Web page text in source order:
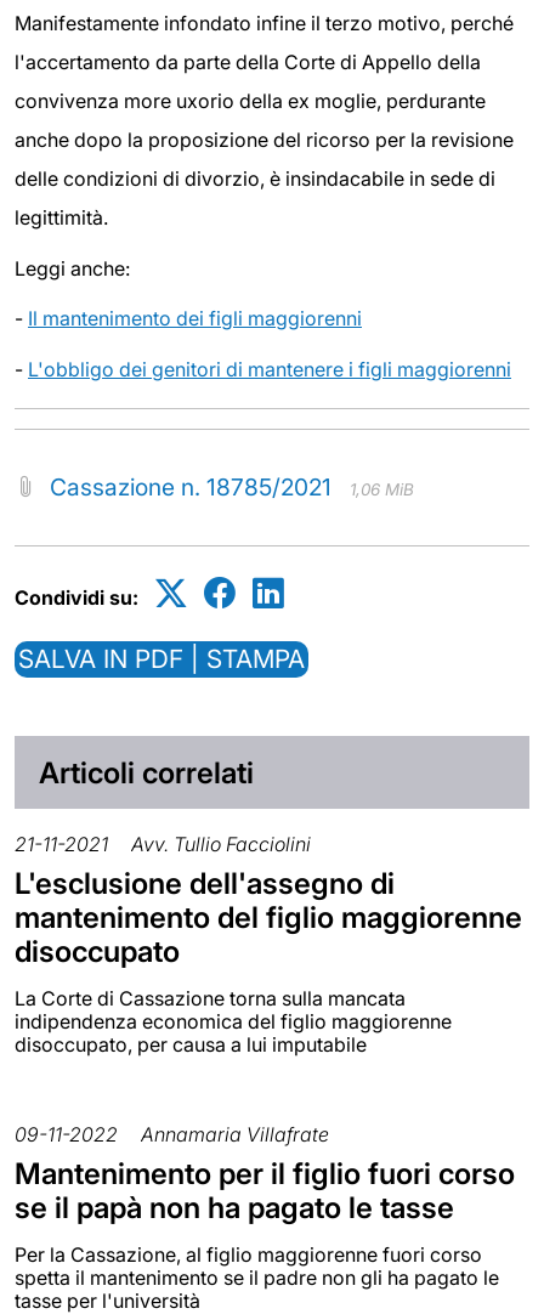
Manifestamente infondato infine il terzo motivo, perché
l'accertamento da parte della Corte di Appello della
convivenza more uxorio della ex moglie, perdurante
anche dopo la proposizione del ricorso per la revisione
delle condizioni di divorzio, è insindacabile in sede di
legittimità.
Leggi anche:
- Il mantenimento dei figli maggiorenni
- L'obbligo dei genitori di mantenere i figli maggiorenni
Cassazione n. 18785/2021 1,06 MiB
Condividi su:
SALVA IN PDF | STAMPA
Articoli correlati
21-11-2021 Avv. Tullio Facciolini
L'esclusione dell'assegno di
mantenimento del figlio maggiorenne
disoccupato
La Corte di Cassazione torna sulla mancata
indipendenza economica del figlio maggiorenne
disoccupato, per causa a lui imputabile
09-11-2022 Annamaria Villafrate
Mantenimento per il figlio fuori corso
se il papà non ha pagato le tasse
Per la Cassazione, al figlio maggiorenne fuori corso
spetta il mantenimento se il padre non gli ha pagato le
tasse per l'università